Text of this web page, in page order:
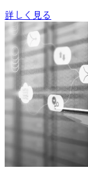
詳しく見る